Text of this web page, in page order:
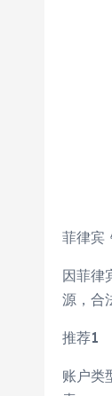
菲律宾
因菲律
源，合
推荐1
账户类